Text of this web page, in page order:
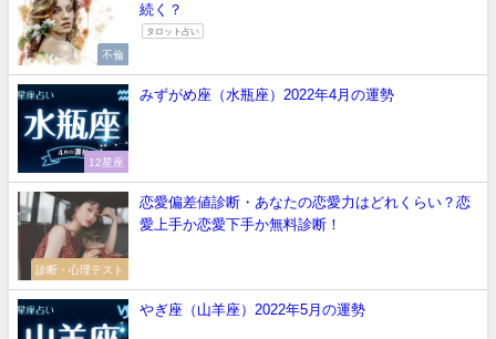
不倫
続く？
タロット占い
12星座
みずがめ座（水瓶座）2022年4月の運勢
診断・心理テスト
恋愛偏差値診断・あなたの恋愛力はどれくらい？恋
愛上手か恋愛下手か無料診断！
やぎ座（山羊座）2022年5月の運勢